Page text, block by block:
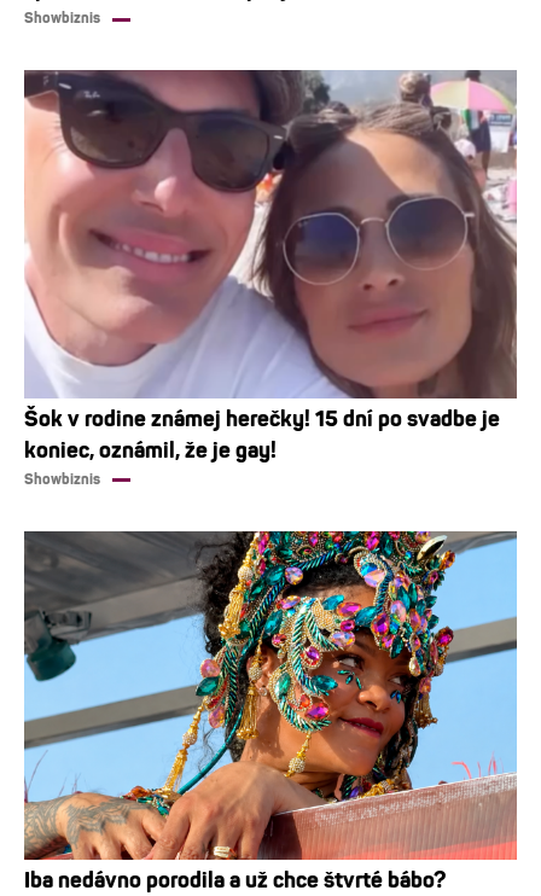
Showbiznis
Šok v rodine známej herečky! 15 dní po svadbe je
koniec, oznámil, že je gay!
Showbiznis
Iba nedávno porodila a už chce štvrté bábo?